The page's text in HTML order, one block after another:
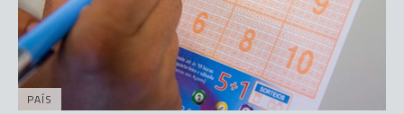
PAÍS